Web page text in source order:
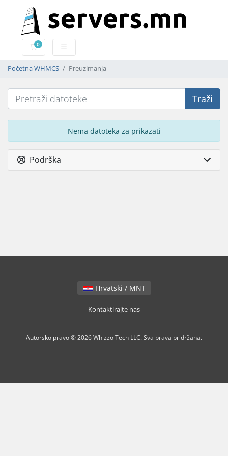
0
Košarica
Početna WHMCS Preuzimanja
Traži
Nema datoteka za prikazati
Podrška
Hrvatski / MNT
Kontaktirajte nas
Autorsko pravo © 2026 Whizzo Tech LLC. Sva prava pridržana.